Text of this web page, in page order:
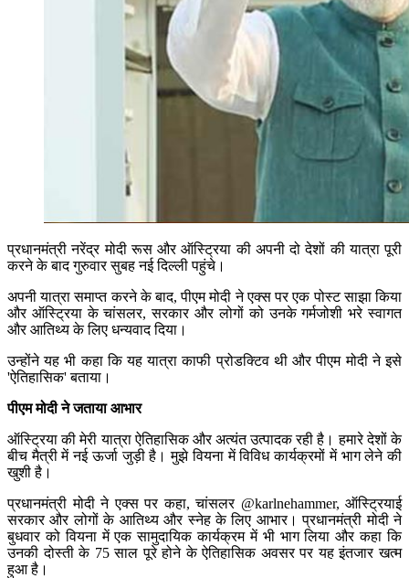
प्रधानमंत्री नरेंद्र मोदी रूस और ऑस्ट्रिया की अपनी दो देशों की यात्रा पूरी
करने के बाद गुरुवार सुबह नई दिल्ली पहुंचे।
अपनी यात्रा समाप्त करने के बाद, पीएम मोदी ने एक्स पर एक पोस्ट साझा किया
और ऑस्ट्रिया के चांसलर, सरकार और लोगों को उनके गर्मजोशी भरे स्वागत
और आतिथ्य के लिए धन्यवाद दिया।
उन्होंने यह भी कहा कि यह यात्रा काफी प्रोडक्टिव थी और पीएम मोदी ने इसे
'ऐतिहासिक' बताया।
पीएम मोदी ने जताया आभार
ऑस्ट्रिया की मेरी यात्रा ऐतिहासिक और अत्यंत उत्पादक रही है। हमारे देशों के
बीच मैत्री में नई ऊर्जा जुड़ी है। मुझे वियना में विविध कार्यक्रमों में भाग लेने की
खुशी है।
प्रधानमंत्री मोदी ने एक्स पर कहा, चांसलर @karlnehammer, ऑस्ट्रियाई
सरकार और लोगों के आतिथ्य और स्नेह के लिए आभार। प्रधानमंत्री मोदी ने
बुधवार को वियना में एक सामुदायिक कार्यक्रम में भी भाग लिया और कहा कि
उनकी दोस्ती के 75 साल पूरे होने के ऐतिहासिक अवसर पर यह इंतजार खत्म
हुआ है।